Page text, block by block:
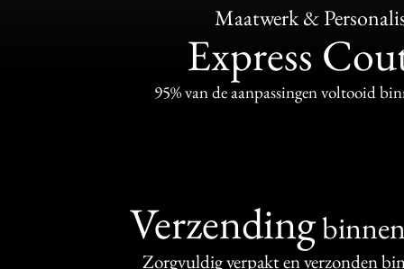
Maatwerk &
Express
95% van de aanpassingen voltooid
Verzending
Zorgvuldig verpakt en verzonden